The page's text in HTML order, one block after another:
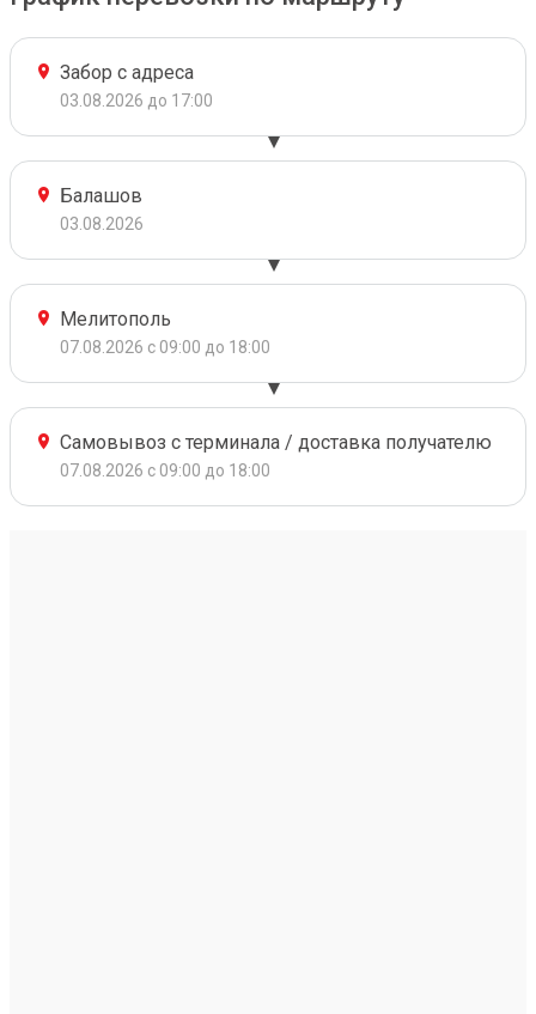
Забор с адреса
03.08.2026 до 17:00
Балашов
03.08.2026
Мелитополь
07.08.2026 с 09:00 до 18:00
Самовывоз с терминала / доставка получателю
07.08.2026 с 09:00 до 18:00